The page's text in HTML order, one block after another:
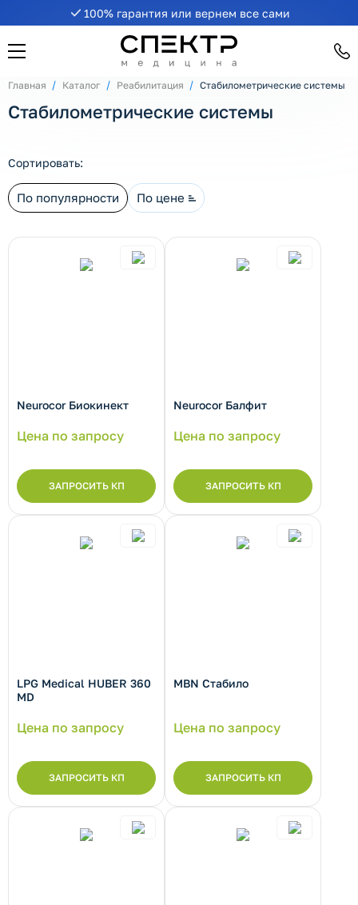
100% гарантия или вернем все сами
Главная Каталог Реабилитация Стабилометрические системы
Стабилометрические системы
развернуть категорию
развернуть категорию
развернуть категорию
Сортировать:
По популярности По цене
Neurocor Биокинект
Цена по запросу
ЗАПРОСИТЬ КП
Neurocor Балфит
Цена по запросу
ЗАПРОСИТЬ КП
LPG Medical HUBER 360
MD
Цена по запросу
ЗАПРОСИТЬ КП
MBN Стабило
Цена по запросу
ЗАПРОСИТЬ КП